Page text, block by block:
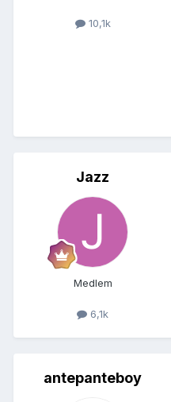
10,1k
Jazz
Medlem
6,1k
antepanteboy